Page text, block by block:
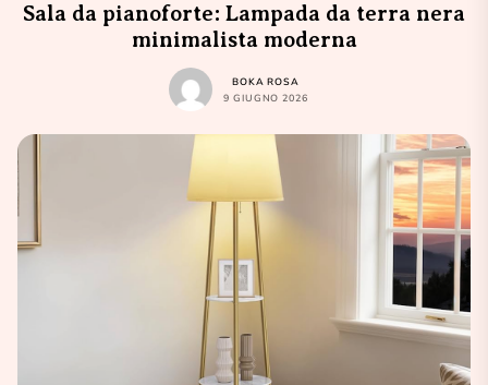
Sala da pianoforte: Lampada da terra nera
minimalista moderna
BOKA ROSA
9 GIUGNO 2026